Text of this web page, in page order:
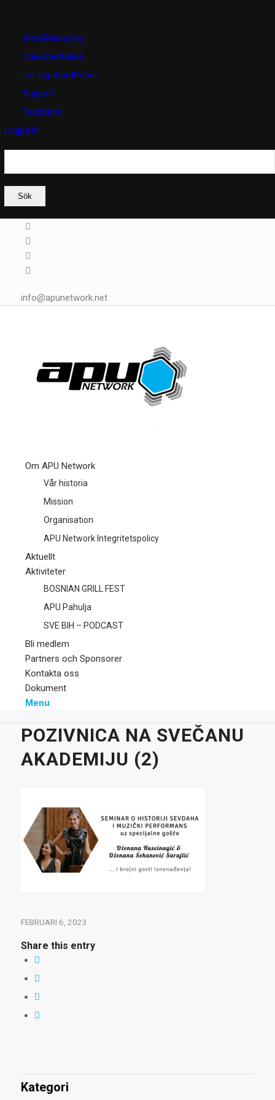
WordPress
WordPress.org
Dokumentation
Lär dig WordPress
Support
Feedback
Logga in
Sök
info@apunetwork.net
Om APU Network
Vår historia
Mission
Organisation
APU Network Integritetspolicy
Aktuellt
Aktiviteter
BOSNIAN GRILL FEST
APU Pahulja
SVE BIH – PODCAST
Bli medlem
Partners och Sponsorer
Kontakta oss
Dokument
Menu
POZIVNICA NA SVEČANU
AKADEMIJU (2)
FEBRUARI 6, 2023
Share this entry
Kategori